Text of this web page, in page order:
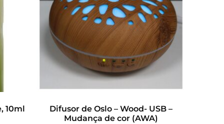
10ml
Difusor de Oslo – Wood- USB –
Mudança de cor (AWA)